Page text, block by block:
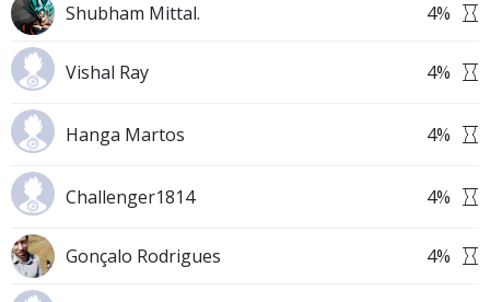
Shubham Mittal. 4%
Vishal Ray 4%
Hanga Martos 4%
Challenger1814 4%
Gonçalo Rodrigues 4%